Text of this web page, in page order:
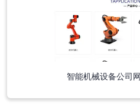
智能机械设备公司